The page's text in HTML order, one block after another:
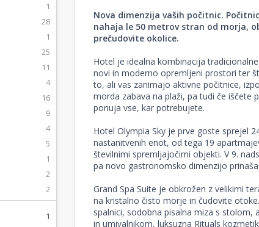
1
28
1
25
11
4
16
9
4
5
1
2
2
1
Nova dimenzija vaših počitnic.
nahaja le 50 metrov stran od morja,
prečudovite okolice.
Hotel je idealna kombinacija
novi in moderno opremljeni prostori ter
to, ali vas zanimajo aktivne počitnice,
morda zabava na plaži, pa tudi če iščete
ponuja vse, kar potrebujete.
Hotel Olympia Sky je prve goste sprejel
nastanitvenih enot, od tega 19
številnimi spremljajočimi objekti. V 9.
pa novo gastronomsko dimenzijo
Grand Spa Suite je obkrožen z velikimi
na kristalno čisto morje in čudovite
spalnici, sodobna pisalna miza s stolom,
in umivalnikom, luksuzna Rituals